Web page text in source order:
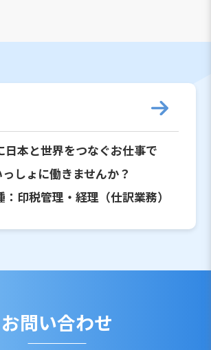
日本と世界をつなぐお仕事で
しょに働きませんか？
印税管理・経理（仕訳業務）
お問い合わせ